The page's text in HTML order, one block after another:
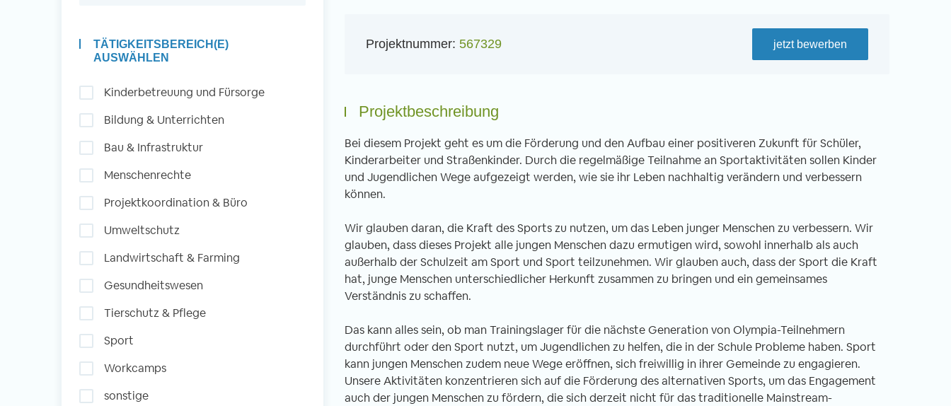
Engagieren
Initiativbewerbung
Auslandserfahrung
Sammeln und Sozial
Engagieren
TÄTIGKEITSBEREICH(E)
AUSWÄHLEN
Kinderbetreuung und Fürsorge
Bildung & Unterrichten
Bau & Infrastruktur
Menschenrechte
Projektkoordination & Büro
Umweltschutz
Landwirtschaft & Farming
Gesundheitswesen
Tierschutz & Pflege
Sport
Workcamps
sonstige
Projektnummer: 567329 jetzt bewerben
Projektbeschreibung
Bei diesem Projekt geht es um die Förderung und den Aufbau einer positiveren Zukunft für Schüler,
Kinderarbeiter und Straßenkinder. Durch die regelmäßige Teilnahme an Sportaktivitäten sollen Kinder
und Jugendlichen Wege aufgezeigt werden, wie sie ihr Leben nachhaltig verändern und verbessern
können.
Wir glauben daran, die Kraft des Sports zu nutzen, um das Leben junger Menschen zu verbessern. Wir
glauben, dass dieses Projekt alle jungen Menschen dazu ermutigen wird, sowohl innerhalb als auch
außerhalb der Schulzeit am Sport und Sport teilzunehmen. Wir glauben auch, dass der Sport die Kraft
hat, junge Menschen unterschiedlicher Herkunft zusammen zu bringen und ein gemeinsames
Verständnis zu schaffen.
Das kann alles sein, ob man Trainingslager für die nächste Generation von Olympia-Teilnehmern
durchführt oder den Sport nutzt, um Jugendlichen zu helfen, die in der Schule Probleme haben. Sport
kann jungen Menschen zudem neue Wege eröffnen, sich freiwillig in ihrer Gemeinde zu engagieren.
Unsere Aktivitäten konzentrieren sich auf die Förderung des alternativen Sports, um das Engagement
auch der jungen Menschen zu fördern, die sich derzeit nicht für das traditionelle Mainstream-